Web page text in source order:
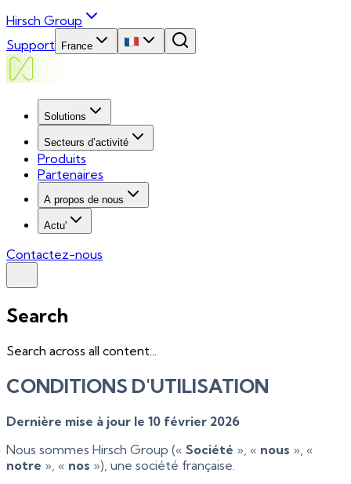
Hirsch Group
Support
France
Solutions
Secteurs d’activité
Produits
Partenaires
A propos de nous
Actu'
Contactez-nous
Search
Search across all content...
CONDITIONS D'UTILISATION
Dernière mise à jour le 10 février 2026
Nous sommes Hirsch Group (« Société », « nous », «
notre », « nos »), une société française.